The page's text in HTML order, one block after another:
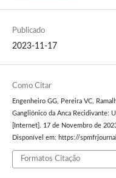
Publicado
2023-11-17
Como Citar
Engenheiro GG, Pereira VC,
Gangliónico da Anca Recidivante:
[Internet]. 17 de Novembro de
Disponível em: https://
Formatos Citação